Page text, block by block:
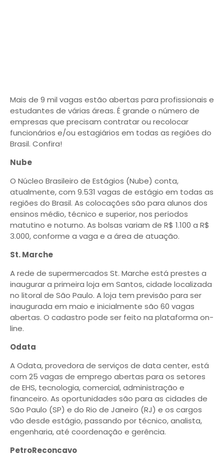
Mais de 9 mil vagas estão abertas para profissionais e
estudantes de várias áreas. É grande o número de
empresas que precisam contratar ou recolocar
funcionários e/ou estagiários em todas as regiões do
Brasil. Confira!
Nube
O Núcleo Brasileiro de Estágios (Nube) conta,
atualmente, com 9.531 vagas de estágio em todas as
regiões do Brasil. As colocações são para alunos dos
ensinos médio, técnico e superior, nos períodos
matutino e noturno. As bolsas variam de R$ 1.100 a R$
3.000, conforme a vaga e a área de atuação.
St. Marche
A rede de supermercados St. Marche está prestes a
inaugurar a primeira loja em Santos, cidade localizada
no litoral de São Paulo. A loja tem previsão para ser
inaugurada em maio e inicialmente são 60 vagas
abertas. O cadastro pode ser feito na plataforma on-
line.
Odata
A Odata, provedora de serviços de data center, está
com 25 vagas de emprego abertas para os setores
de EHS, tecnologia, comercial, administração e
financeiro. As oportunidades são para as cidades de
São Paulo (SP) e do Rio de Janeiro (RJ) e os cargos
vão desde estágio, passando por técnico, analista,
engenharia, até coordenação e gerência.
PetroReconcavo